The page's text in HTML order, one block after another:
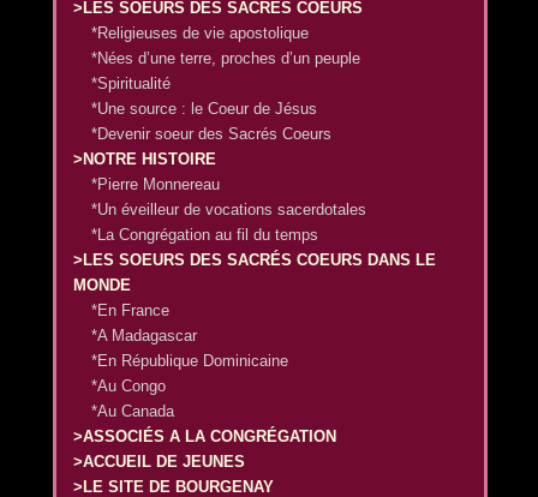
>LES SOEURS DES SACRÉS COEURS
*Religieuses de vie apostolique
*Nées d’une terre, proches d’un peuple
*Spiritualité
*Une source : le Coeur de Jésus
*Devenir soeur des Sacrés Coeurs
>NOTRE HISTOIRE
*Pierre Monnereau
*Un éveilleur de vocations sacerdotales
*La Congrégation au fil du temps
>LES SOEURS DES SACRÉS COEURS DANS LE
MONDE
*En France
*A Madagascar
*En République Dominicaine
*Au Congo
*Au Canada
>ASSOCIÉS A LA CONGRÉGATION
>ACCUEIL DE JEUNES
>LE SITE DE BOURGENAY